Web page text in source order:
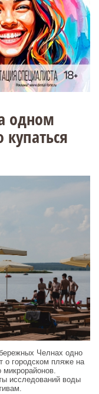
одном
Челнах одно
о городском пляже на
микрорайонов.
исследований воды